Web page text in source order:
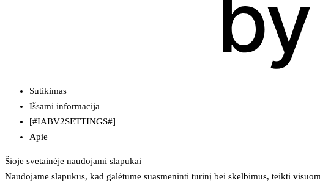
Sutikimas
Išsami informacija
[#IABV2SETTINGS#]
Apie
Šioje svetainėje naudojami slapukai
Naudojame slapukus, kad galėtume suasmeninti turinį bei skelbimus, teikti